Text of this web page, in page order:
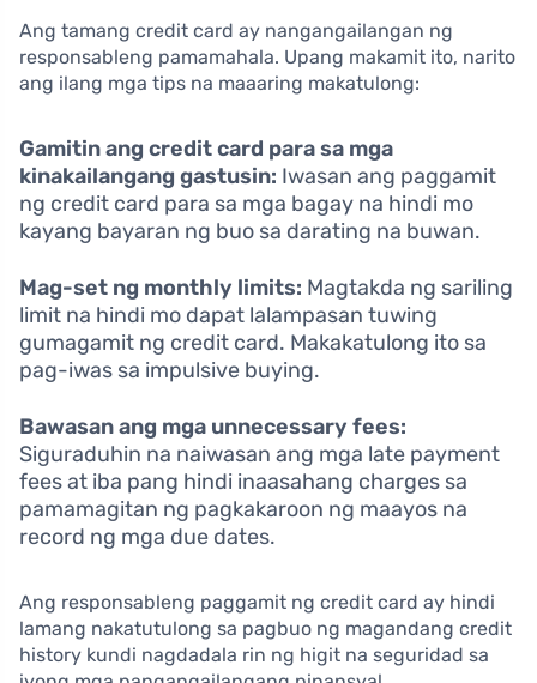
Ang tamang credit card ay nangangailangan ng
responsableng pamamahala. Upang makamit ito, narito
ang ilang mga tips na maaaring makatulong:
Gamitin ang credit card para sa mga
kinakailangang gastusin: Iwasan ang paggamit
ng credit card para sa mga bagay na hindi mo
kayang bayaran ng buo sa darating na buwan.
Mag-set ng monthly limits: Magtakda ng sariling
limit na hindi mo dapat lalampasan tuwing
gumagamit ng credit card. Makakatulong ito sa
pag-iwas sa impulsive buying.
Bawasan ang mga unnecessary fees:
Siguraduhin na naiwasan ang mga late payment
fees at iba pang hindi inaasahang charges sa
pamamagitan ng pagkakaroon ng maayos na
record ng mga due dates.
Ang responsableng paggamit ng credit card ay hindi
lamang nakatutulong sa pagbuo ng magandang credit
history kundi nagdadala rin ng higit na seguridad sa